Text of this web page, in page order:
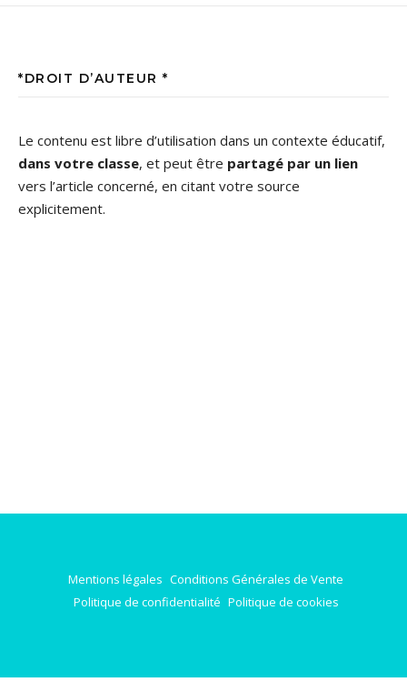
*DROIT D’AUTEUR *
Le contenu est libre d’utilisation dans un contexte éducatif,
dans votre classe, et peut être partagé par un lien
vers l’article concerné, en citant votre source
explicitement.
Mentions légales Conditions Générales de Vente
Politique de confidentialité Politique de cookies